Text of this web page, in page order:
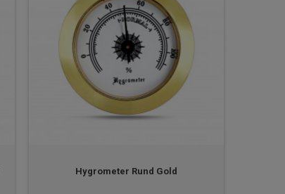
Hygrometer Rund Gold